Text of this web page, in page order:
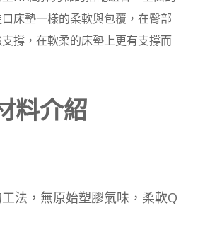
床墊一樣的柔軟與包覆，在臀部
撐，在軟柔的床墊上更有支撐而
料介紹
法，無原始塑膠氣味，柔軟Q